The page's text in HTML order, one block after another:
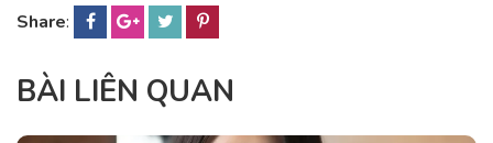
Share:
BÀI LIÊN QUAN